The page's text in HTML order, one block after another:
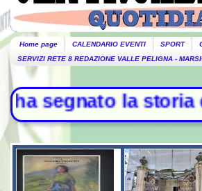
Home page CALENDARIO EVENTI SPORT
SERVIZI RETE 8 REDAZIONE VALLE PELIGNA -
storia